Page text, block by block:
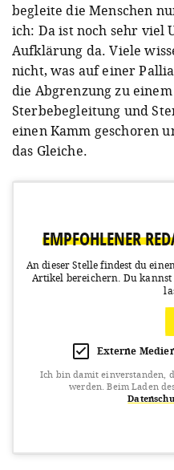
begleite die Menschen
ich: Da ist noch sehr viel
Aufklärung da. Viele
nicht, was auf einer
die Abgrenzung zu
Sterbebegleitung und
einen Kamm geschoren
das Gleiche.
EMPFOHLENER
An dieser Stelle findest du
Artikel bereichern. Du
Externe
Ich bin damit einverstanden,
werden. Beim Laden